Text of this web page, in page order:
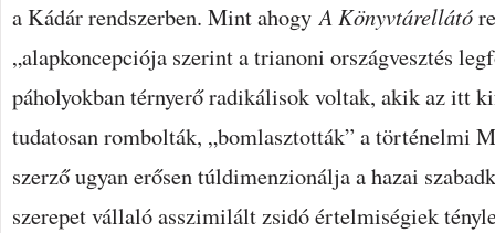
a Kádár rendszerben. Mint ahogyA Könyvtárellátó
„alapkoncepciója szerint a trianoni országvesztés
páholyokban térnyerő radikálisok voltak, akik az itt
tudatosan rombolták, „bomlasztották” a történelmi
szerző ugyan erősen túldimenzionálja a hazai
szerepet vállaló asszimilált zsidó értelmiségiek